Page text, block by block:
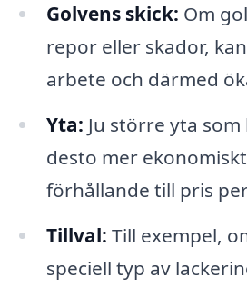
Golvens skick: Om
repor eller skador,
arbete och därmed
Yta: Ju större yta
desto mer
förhållande till pris
Tillval: Till exempel,
speciell typ av